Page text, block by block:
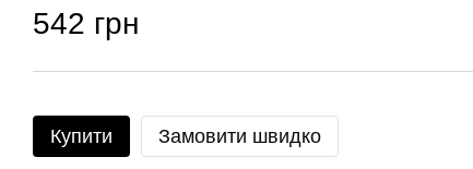
542 грн
Купити Замовити швидко